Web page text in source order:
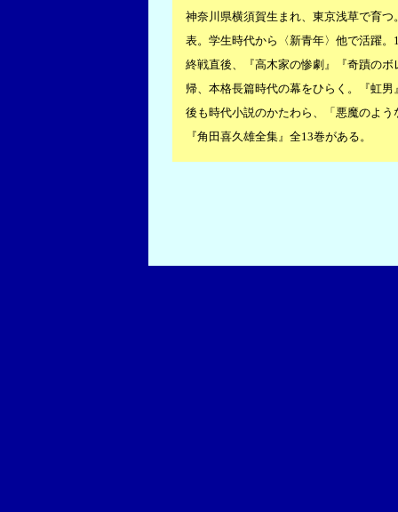
神奈川県横須賀生まれ、東京浅草で育
表。学生時代から〈新青年〉他で活躍
終戦直後、『高木家の惨劇』『奇蹟の
帰、本格長篇時代の幕をひらく。『虹
後も時代小説のかたわら、「悪魔のよ
『角田喜久雄全集』全13巻がある。